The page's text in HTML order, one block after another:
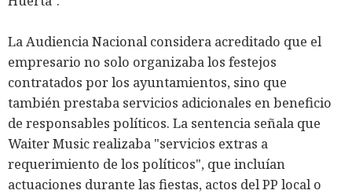
La Audiencia Nacional considera acreditado que el
empresario no solo organizaba los festejos
contratados por los ayuntamientos, sino que
también prestaba servicios adicionales en beneficio
de responsables políticos. La sentencia señala que
Waiter Music realizaba "servicios extras a
requerimiento de los políticos", que incluían
actuaciones durante las fiestas, actos del PP local o